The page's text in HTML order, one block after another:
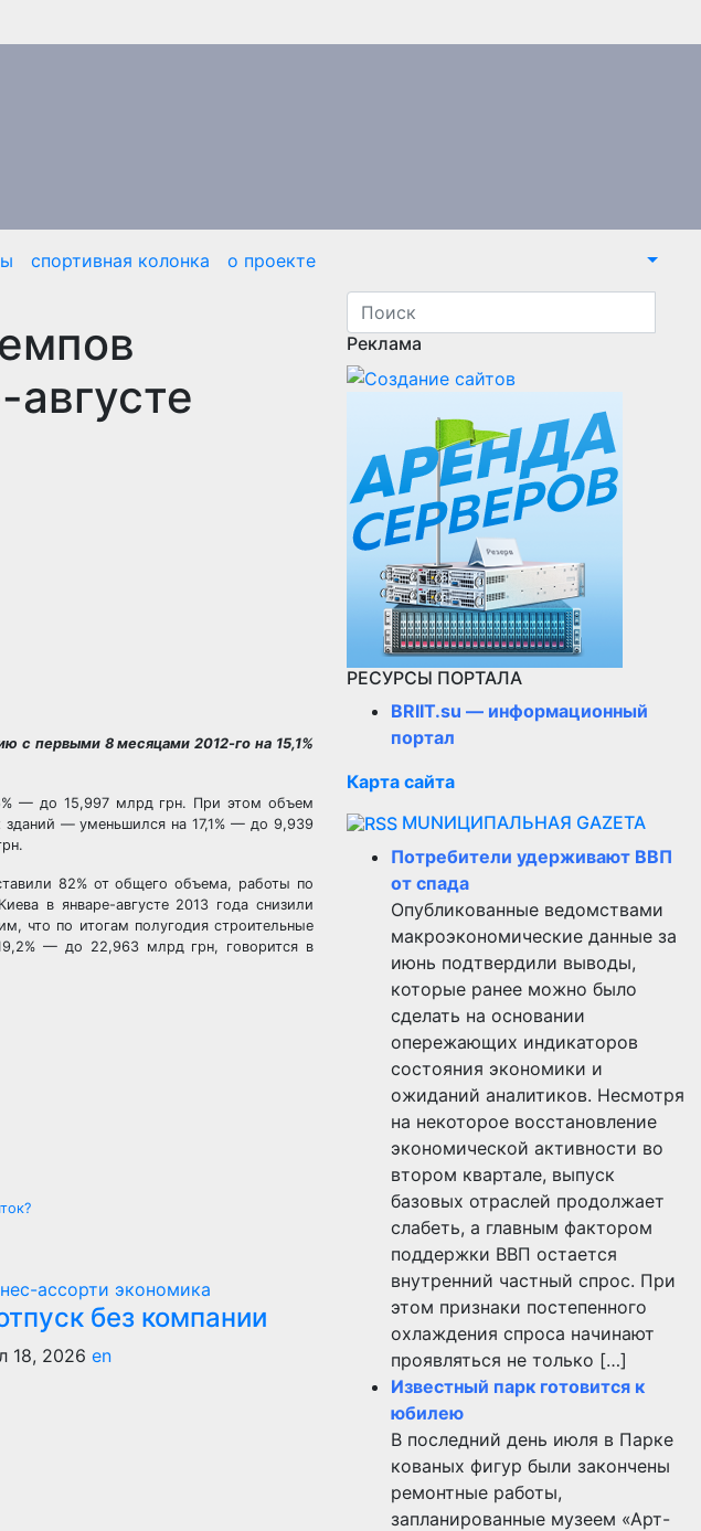
спортивная колонка
о проекте
с первыми 8 месяцами 2012-го на 15,1%
— до 15,997 млрд грн. При этом объем
— уменьшился на 17,1% — до 9,939
82% от общего объема, работы по
в январе-августе 2013 года снизили
что по итогам полугодия строительные
— до 22,963 млрд грн, говорится в
ассорти экономика
без компании
18, 2026 en
Реклама
РЕСУРСЫ ПОРТАЛА
BRIIT.su — информационный
портал
Карта сайта
MUNИЦИПАЛЬНАЯ GAZЕТА
Потребители удерживают ВВП
от спада
Опубликованные ведомствами
макроэкономические данные за
июнь подтвердили выводы,
которые ранее можно было
сделать на основании
опережающих индикаторов
состояния экономики и
ожиданий аналитиков. Несмотря
на некоторое восстановление
экономической активности во
втором квартале, выпуск
базовых отраслей продолжает
слабеть, а главным фактором
поддержки ВВП остается
внутренний частный спрос. При
этом признаки постепенного
охлаждения спроса начинают
проявляться не только […]
Известный парк готовится к
юбилею
В последний день июля в Парке
кованых фигур были закончены
ремонтные работы,
запланированные музеем «Арт-